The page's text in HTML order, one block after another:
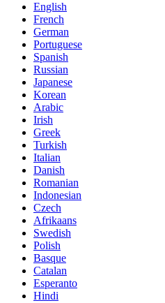
English
French
German
Portuguese
Spanish
Russian
Japanese
Korean
Arabic
Irish
Greek
Turkish
Italian
Danish
Romanian
Indonesian
Czech
Afrikaans
Swedish
Polish
Basque
Catalan
Esperanto
Hindi